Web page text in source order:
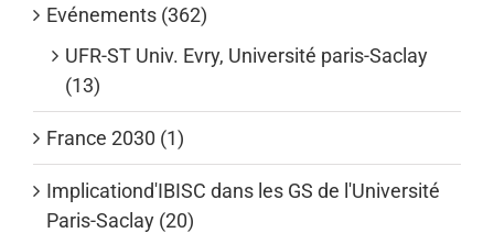
Evénements (362)
UFR-ST Univ. Evry, Université paris-Saclay
(13)
France 2030 (1)
Implicationd'IBISC dans les GS de l'Université
Paris-Saclay (20)